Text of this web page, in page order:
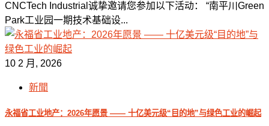
CNCTech Industrial诚挚邀请您参加以下活动： “南平川Green
Park工业园一期技术基础设...
10 2 月, 2026
新聞
永福省工业地产：2026年愿景 —— 十亿美元级“目的地”与绿色工业的崛起